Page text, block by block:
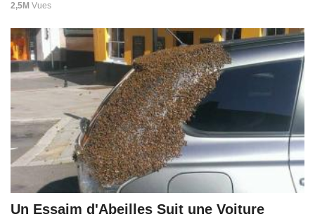
2,5M Vues
Un Essaim d'Abeilles Suit une Voiture